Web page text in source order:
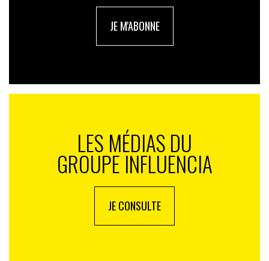
JE M'ABONNE
LES MÉDIAS DU
GROUPE INFLUENCIA
JE CONSULTE